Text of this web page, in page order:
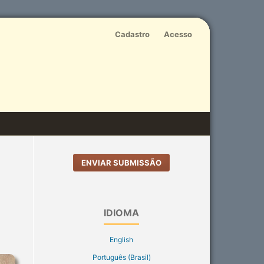
Cadastro Acesso
ENVIAR SUBMISSÃO
IDIOMA
English
Português (Brasil)